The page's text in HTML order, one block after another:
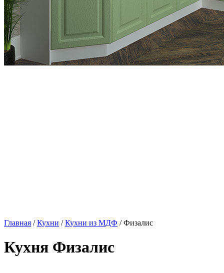
Главная /Кухни /Кухни из МДФ / Физалис
Кухня Физалис